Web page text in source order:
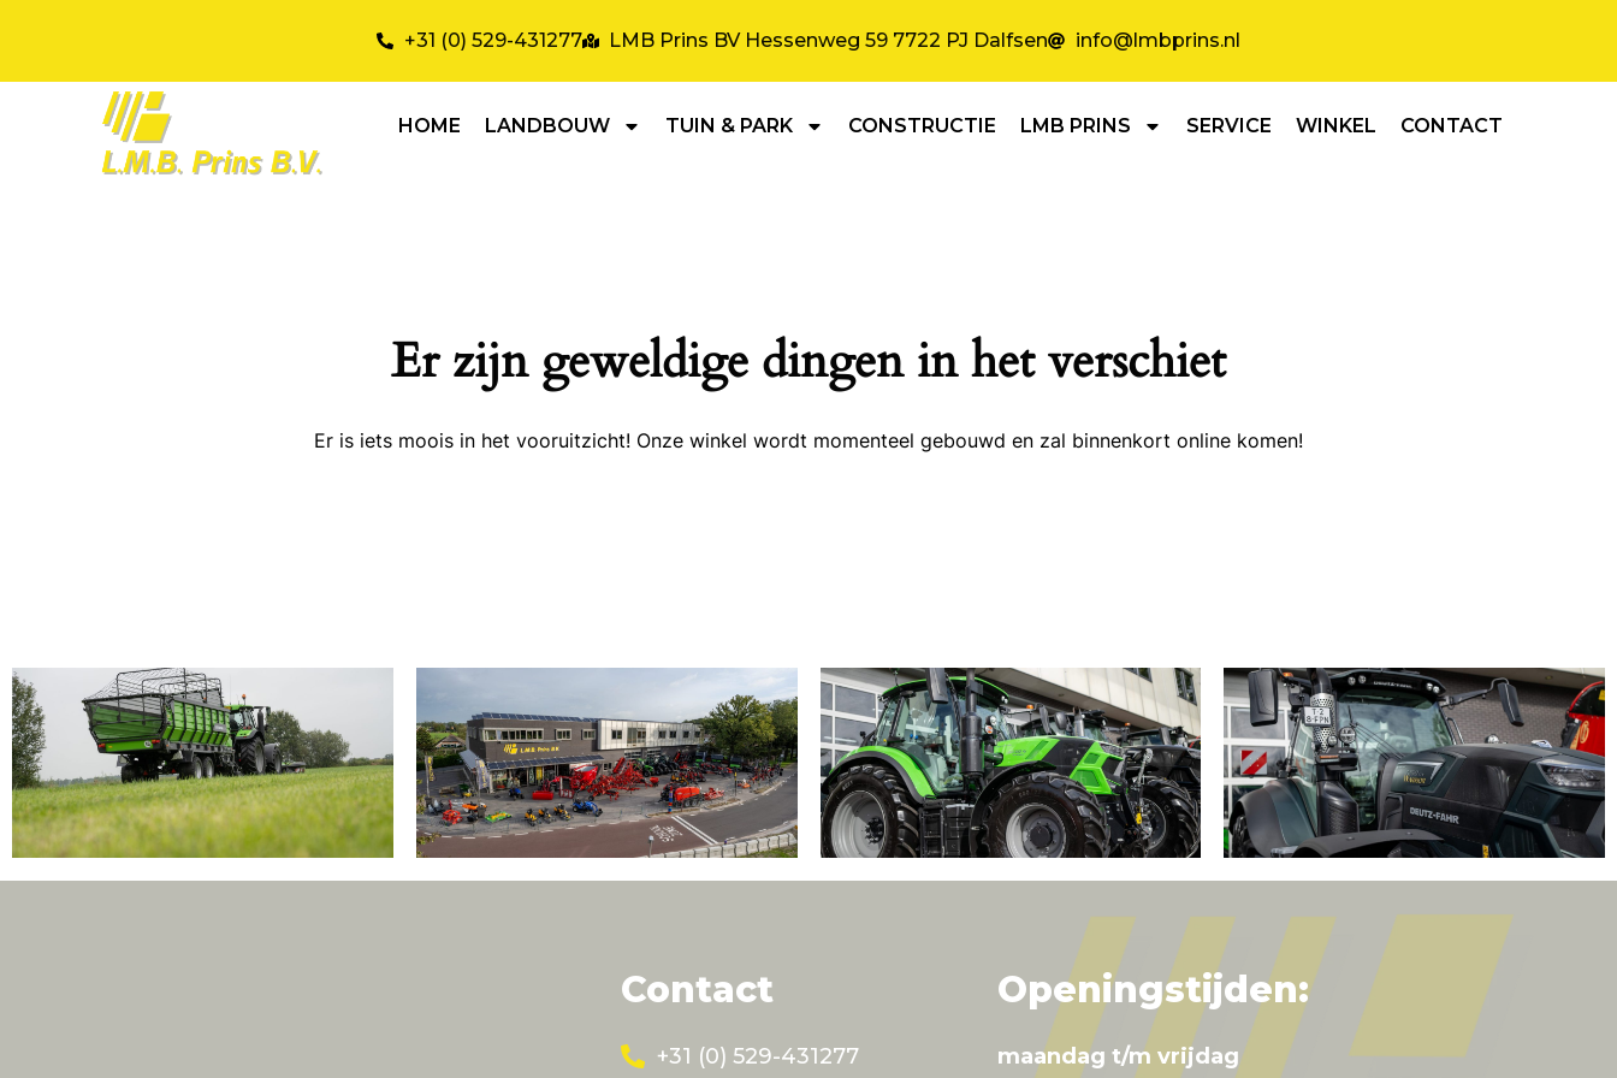
+31 (0) 529-431277 LMB Prins BV Hessenweg 59 7722 PJ Dalfsen info@lmbprins.nl
HOME LANDBOUW TUIN & PARK CONSTRUCTIE LMB PRINS SERVICE WINKEL CONTACT
Er zijn geweldige dingen in het verschiet
Er is iets moois in het vooruitzicht! Onze winkel wordt momenteel gebouwd en zal binnenkort online komen!
Contact
+31 (0) 529-431277
Openingstijden:
maandag t/m vrijdag